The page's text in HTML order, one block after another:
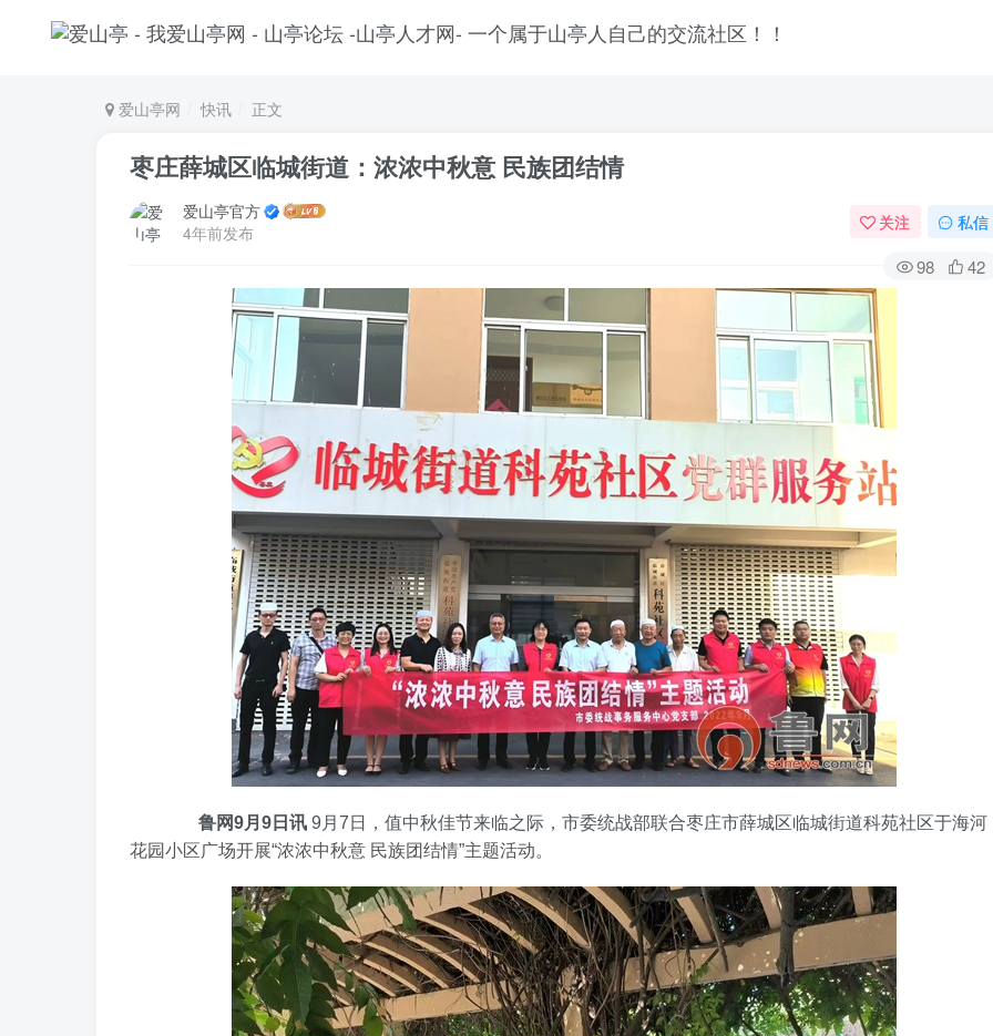
爱山亭网 快讯 正文
枣庄薛城区临城街道：浓浓中秋意 民族团结情
爱山亭官方
4年前发布
关注 私信
98 42
鲁网9月9日讯 9月7日，值中秋佳节来临之际，市委统战部联合枣庄市薛城区临城街道科苑社区于海河
花园小区广场开展“浓浓中秋意 民族团结情”主题活动。
登录
没有账号？立即注册
手机号
记住登录
使用社交账号登录